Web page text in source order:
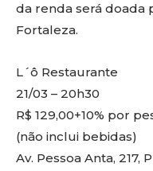
da renda será doada
Fortaleza.
L´ô Restaurante
21/03 – 20h30
R$ 129,00+10% por
(não inclui bebidas)
Av. Pessoa Anta, 217,